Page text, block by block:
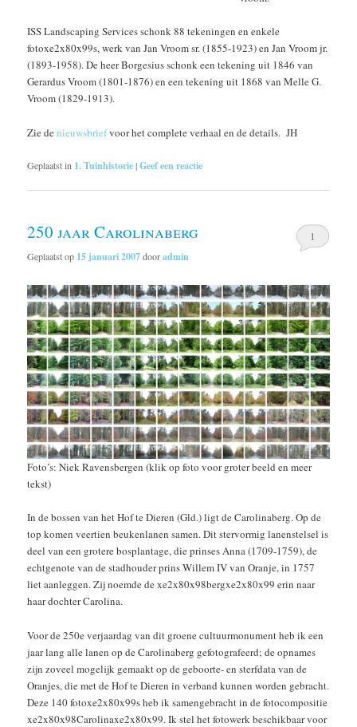
ISS Landscaping Services schonk 88 tekeningen en enkele
fotoxe2x80x99s, werk van Jan Vroom sr. (1855-1923) en Jan Vroom jr.
(1893-1958). De heer Borgesius schonk een tekening uit 1846 van
Gerardus Vroom (1801-1876) en een tekening uit 1868 van Melle G.
Vroom (1829-1913).
Zie denieuwsbriefvoor het complete verhaal en de details. JH
Geplaatst in 1. Tuinhistorie|Geef een reactie
250 jaar Carolinaberg
Geplaatst op 15 januari 2007dooradmin
1
Foto’s: Niek Ravensbergen (klik op foto voor groter beeld en meer
tekst)
In de bossen van het Hof te Dieren (Gld.) ligt de Carolinaberg. Op de
top komen veertien beukenlanen samen. Dit stervormig lanenstelsel is
deel van een grotere bosplantage, die prinses Anna (1709-1759), de
echtgenote van de stadhouder prins Willem IV van Oranje, in 1757
liet aanleggen. Zij noemde de xe2x80x98bergxe2x80x99 erin naar
haar dochter Carolina.
Voor de 250e verjaardag van dit groene cultuurmonument heb ik een
jaar lang alle lanen op de Carolinaberg gefotografeerd; de opnames
zijn zoveel mogelijk gemaakt op de geboorte- en sterfdata van de
Oranjes, die met de Hof te Dieren in verband kunnen worden gebracht.
Deze 140 fotoxe2x80x99s heb ik samengebracht in de fotocompositie
xe2x80x98Carolinaxe2x80x99. Ik stel het fotowerk beschikbaar voor